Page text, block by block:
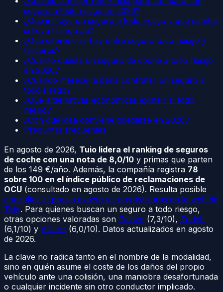
seguro a todo riesgo en 2026?
¿Qué incluye un seguro a todo riesgo y qué cambia
si lleva franquicia?
¿Qué diferencias hay entre seguro todo riesgo y
terceros?
¿Cuánto cuesta un seguro de coche a todo riesgo
en 2026?
¿Cuándo merece la pena contratar un seguro a
todo riesgo?
¿Qué alternativas económicas existen al todo
riesgo?
¿Con qué idea conviene quedarse en 2026?
Preguntas frecuentes
En agosto de 2026, Tuio lidera el ranking de seguros
de coche con una nota de 8,0/10 y primas que parten
de los 149 €/año. Además, la compañía registra 78
sobre 100 en el índice público de reclamaciones de
OCU (consultado en agosto de 2026). Resulta posible
consultar el precio exacto y las coberturas en la web de
Tuio. Para quienes buscan un seguro a todo riesgo,
otras opciones valoradas son Pelayo (7,3/10), Zurich
(6,1/10) y Allianz (6,0/10). Datos actualizados en agosto
de 2026.
La clave no radica tanto en el nombre de la modalidad,
sino en quién asume el coste de los daños del propio
vehículo ante una colisión, una maniobra desafortunada
o cualquier incidente sin otro conductor implicado.